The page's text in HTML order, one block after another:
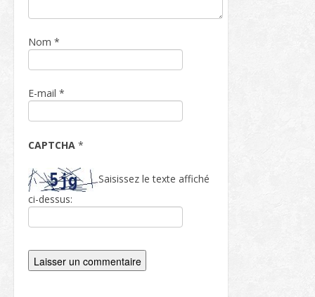
Nom *
E-mail *
CAPTCHA *
Saisissez le texte affiché
ci-dessus: